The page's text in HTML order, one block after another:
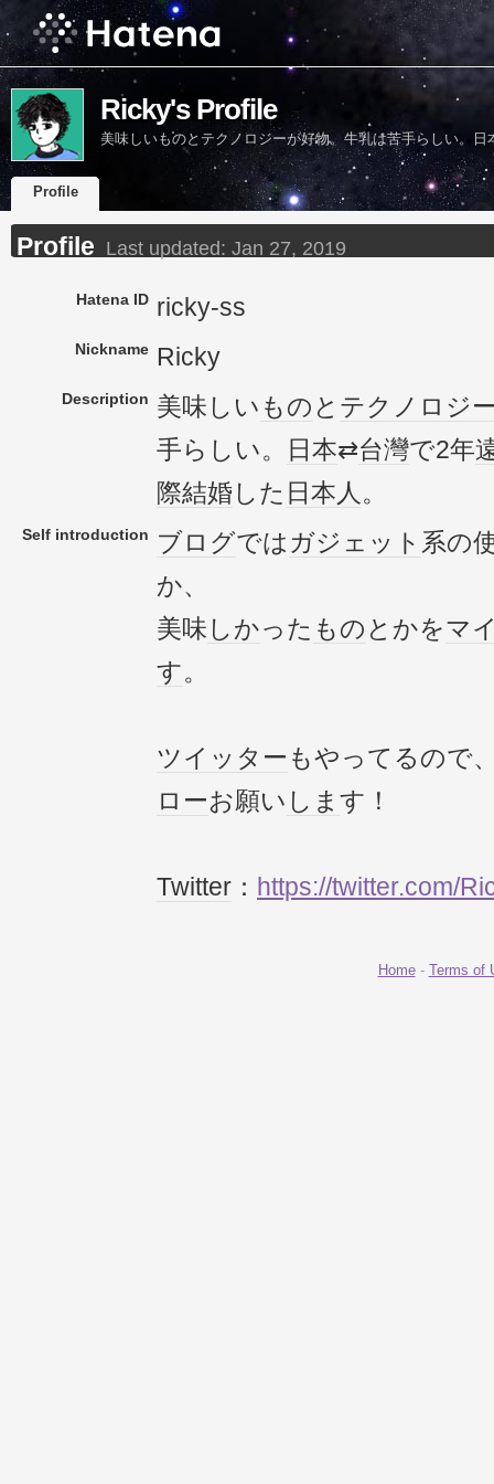
Ricky's Profile
美味しいものとテクノロジーが好物。牛乳は苦手らしい。
Profile
Profile Last updated: Jan 27, 2019
Hatena ID ricky-ss
Nickname Ricky
Description 美味しい もの と テクノロジ
手らしい。
日本⇄台灣で2年
際結婚した 日本人 。
Self introduction ブログでは ガジェット 系の
か、
美味 しかった もの とかをマ
す。
ツイッター もやってるので
ローお願い しま す！
Twitter ： https://twitter.com/
Home- Terms of